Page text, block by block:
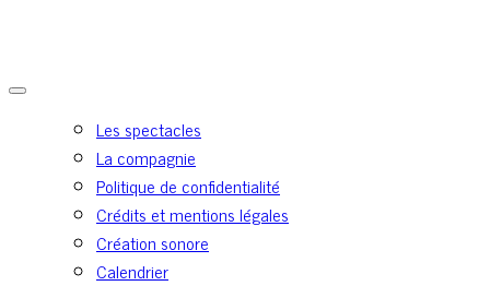
Les spectacles
La compagnie
Politique de confidentialité
Crédits et mentions légales
Création sonore
Calendrier